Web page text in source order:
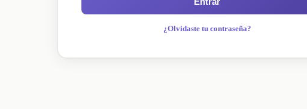
¿Olvidaste tu contraseña?